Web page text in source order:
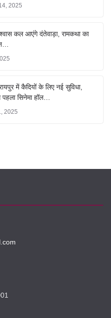
2025
कल आएंगे दंतेवाड़ा, रामकथा का
में कैदियों के लिए नई सुविधा,
पहला सिनेमा हॉल…
2025